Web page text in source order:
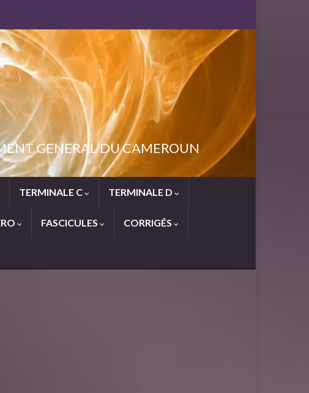
GENERAL DU CAMEROUN
TERMINALE C TERMINALE D
FASCICULES CORRIGÉS